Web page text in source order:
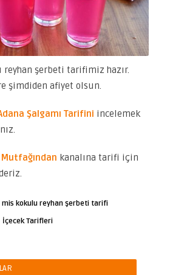
reyhan şerbeti tarifimiz hazır.
şimdiden afiyet olsun.
Şalgamı Tarifini incelemek
Mutfağından kanalına tarifi için
mis kokulu reyhan şerbeti tarifi
İçecek Tarifleri